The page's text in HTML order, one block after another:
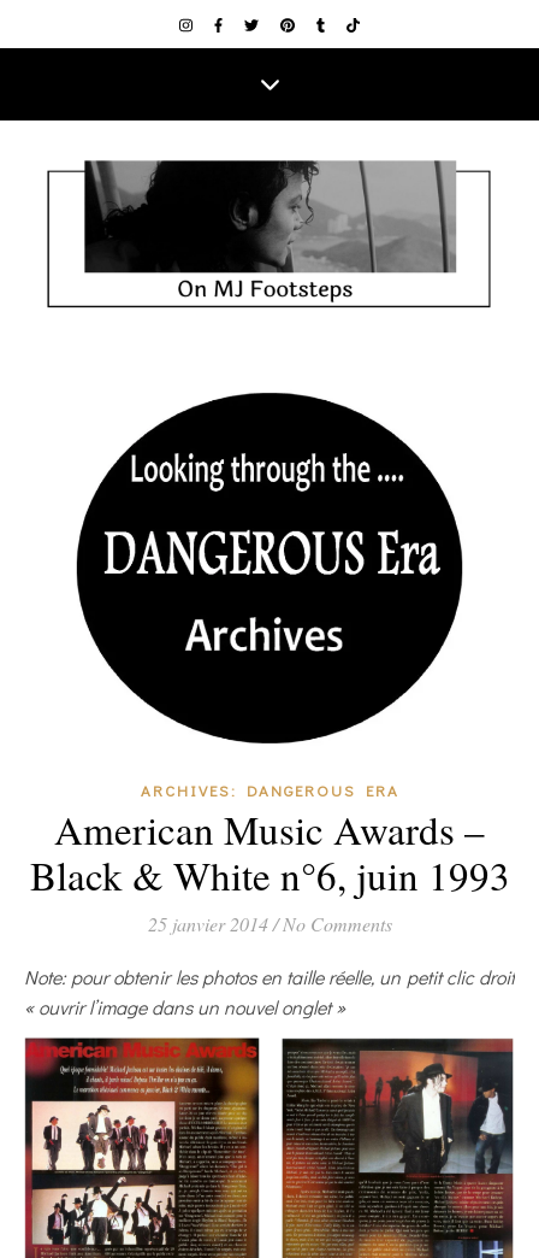
ARCHIVES: DANGEROUS ERA
American Music Awards –
Black & White n°6, juin 1993
25 janvier 2014 / No Comments
Note: pour obtenir les photos en taille réelle, un petit clic droit
« ouvrir l’image dans un nouvel onglet »